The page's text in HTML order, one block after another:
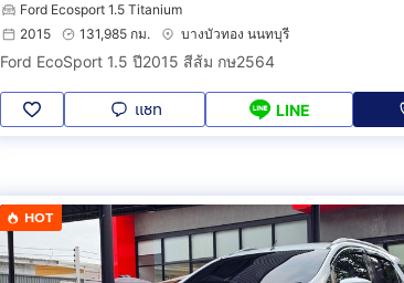
Ford Ecosport 1.5 Titanium
2015
131,985 กม. บางบัวทอง นนทบุรี
Ford EcoSport 1.5 ปี2015 สีส้ม กษ2564
แชท LINE
HOT